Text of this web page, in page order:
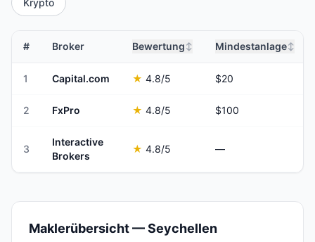
Krypto
# Broker Bewertung ↕ Mindestanlage↕
1 Capital.com ★ 4.8/5 $20
2 FxPro ★ 4.8/5 $100
3
Interactive
Brokers
★ 4.8/5 —
Maklerübersicht — Seychellen